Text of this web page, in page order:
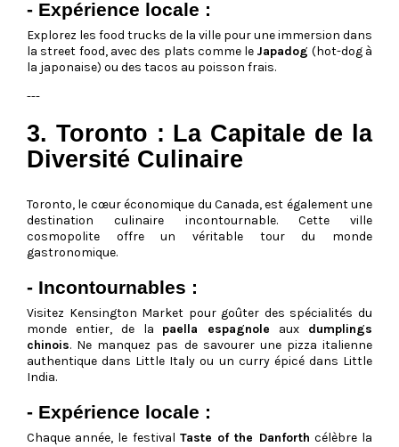
- Expérience locale :
Explorez les food trucks de la ville pour une immersion dans
la street food, avec des plats comme le Japadog (hot-dog à
la japonaise) ou des tacos au poisson frais.
---
3. Toronto : La Capitale de la
Diversité Culinaire
Toronto, le cœur économique du Canada, est également une
destination culinaire incontournable. Cette ville
cosmopolite offre un véritable tour du monde
gastronomique.
- Incontournables :
Visitez Kensington Market pour goûter des spécialités du
monde entier, de la paella espagnole aux dumplings
chinois. Ne manquez pas de savourer une pizza italienne
authentique dans Little Italy ou un curry épicé dans Little
India.
- Expérience locale :
Chaque année, le festival Taste of the Danforth célèbre la